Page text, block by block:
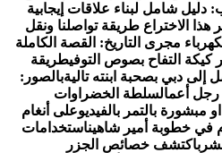
شامل لبناء علاقات إيجابية
هذا الاختراع طريقة تواصلنا ونقل
مجرى التاريخ: القصة الكاملة
التفاح بصوص التوفيطريقة
دبي بصحبة ابنته تاليةبالصور:
أعمالسلطة الخضراوات
مبشورة بالتمر بالفيديوعلى أنغام
خطوبة أمير شاهيناستخدامات
اكتشف خصائص الجزر